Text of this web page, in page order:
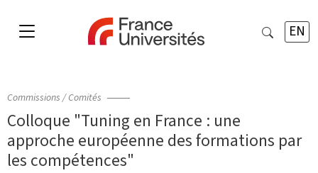
EN
Commissions / Comités
Colloque "Tuning en France : une
approche européenne des formations par
les compétences"